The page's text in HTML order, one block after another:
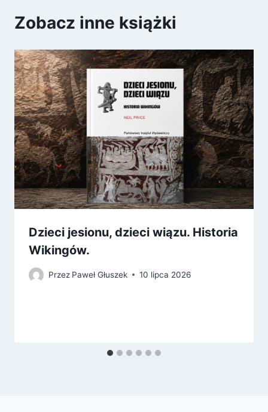
Zobacz inne książki
Dzieci jesionu, dzieci wiązu. Historia
Wikingów.
Przez Paweł Głuszek 10 lipca 2026